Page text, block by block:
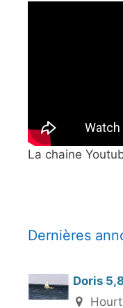
La chaine
Dernières
Doris